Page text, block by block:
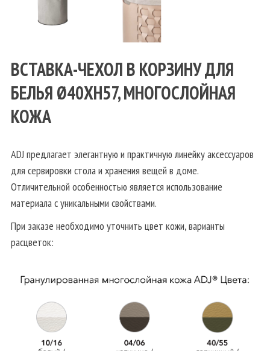
ВСТАВКА-ЧЕХОЛ В КОРЗИНУ ДЛЯ
БЕЛЬЯ Ø40XH57, МНОГОСЛОЙНАЯ
КОЖА
ADJ предлагает элегантную и практичную линейку аксессуаров
для сервировки стола и хранения вещей в доме.
Отличительной особенностью является использование
материала с уникальными свойствами.
При заказе необходимо уточнить цвет кожи, варианты
расцветок: